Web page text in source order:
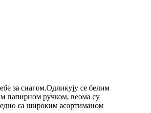
за снагом.Одликују се белим
папирном ручком, веома су
са широким асортиманом